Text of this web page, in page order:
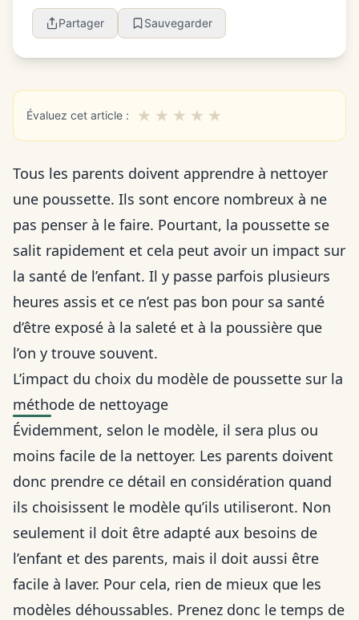
Partager Sauvegarder
Évaluez cet article : ★ ★ ★ ★ ★
Tous les parents doivent apprendre à nettoyer
une poussette. Ils sont encore nombreux à ne
pas penser à le faire. Pourtant, la poussette se
salit rapidement et cela peut avoir un impact sur
la santé de l’enfant. Il y passe parfois plusieurs
heures assis et ce n’est pas bon pour sa santé
d’être exposé à la saleté et à la poussière que
l’on y trouve souvent.
L’impact du choix du modèle de poussette sur la
méthode de nettoyage
Évidemment, selon le modèle, il sera plus ou
moins facile de la nettoyer. Les parents doivent
donc prendre ce détail en considération quand
ils choisissent le modèle qu’ils utiliseront. Non
seulement il doit être adapté aux besoins de
l’enfant et des parents, mais il doit aussi être
facile à laver. Pour cela, rien de mieux que les
modèles déhoussables. Prenez donc le temps de